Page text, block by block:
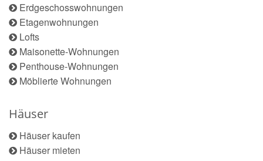
Erdgeschosswohnungen
Etagenwohnungen
Lofts
Maisonette-Wohnungen
Penthouse-Wohnungen
Möblierte Wohnungen
Häuser
Häuser kaufen
Häuser mieten